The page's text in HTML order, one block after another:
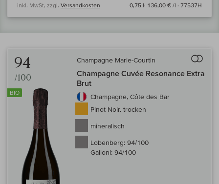
inkl. MwSt, zzgl. Versandkosten 0,75 l· 136,00 € /l · 77537H
94
/100
BIO
Champagne Marie-Courtin
Champagne Cuvée Resonance Extra
Brut
Champagne, Côte des Bar
Pinot Noir, trocken
mineralisch
Lobenberg: 94/100
Galloni: 94/100